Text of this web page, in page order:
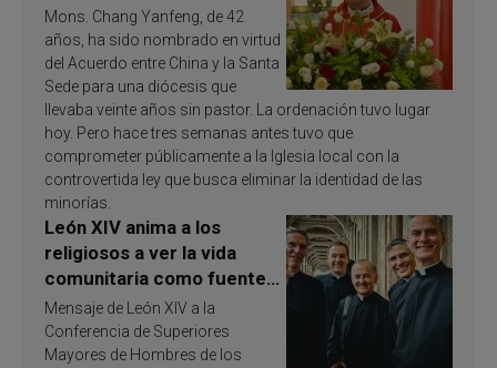
Mons. Chang Yanfeng, de 42
años, ha sido nombrado en virtud
del Acuerdo entre China y la Santa
Sede para una diócesis que
llevaba veinte años sin pastor. La ordenación tuvo lugar
hoy. Pero hace tres semanas antes tuvo que
comprometer públicamente a la Iglesia local con la
controvertida ley que busca eliminar la identidad de las
minorías.
León XIV anima a los
religiosos a ver la vida
comunitaria como fuente
de inspiración y
santificación
Mensaje de León XIV a la
Conferencia de Superiores
Mayores de Hombres de los